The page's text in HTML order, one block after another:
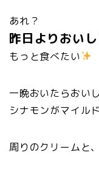
あれ？
昨日よりおい
もっと食べたい
一晩おいたらおい
シナモンがマイル
周りのクリームと